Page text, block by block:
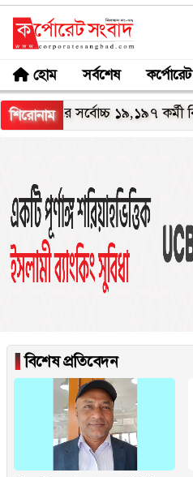
হোম সর্বশেষ কর্পোরেট
শিরোনামসর্বোচ্চ ১৯,১৯৭ কর্মী
▐বিশেষ প্রতিবেদন